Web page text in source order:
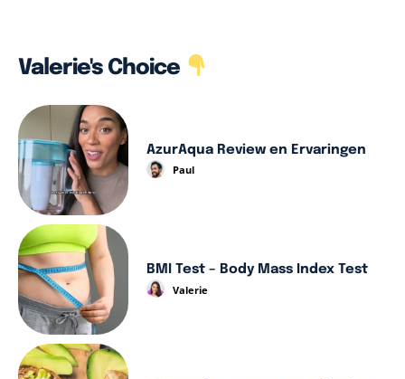
Valerie's Choice
AzurAqua Review en Ervaringen
Paul
BMI Test – Body Mass Index Test
Valerie